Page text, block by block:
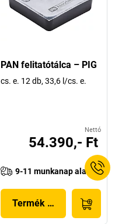
PAN felitatótálca – PIG
cs. e. 12 db, 33,6 l/cs. e.
Nettó
54.390,- Ft
9-11 munkanap alatt
Termék megjelenítése